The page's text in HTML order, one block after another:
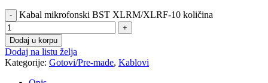
Kabal mikrofonski BST XLRM/XLRF-10 količina
Dodaj u korpu
Dodaj na listu želja
Kategorije: Gotovi/Pre-made, Kablovi